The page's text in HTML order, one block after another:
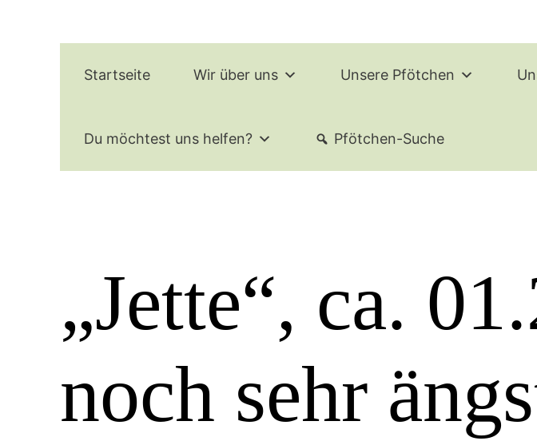
Startseite
Wir über uns Unsere Pfötchen
Du möchtest uns helfen? Pfötchen-Suche
„Jette“, ca.
noch sehr